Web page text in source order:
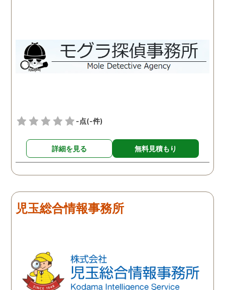
-点(-件)
詳細を見る 無料見積もり
児玉総合情報事務所